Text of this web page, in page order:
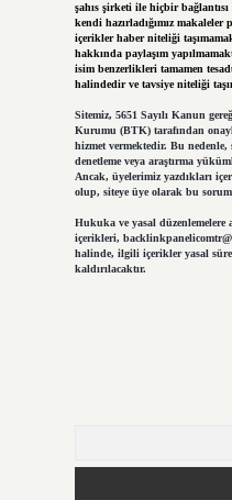
şahıs şirketi ile hiçbir
kendi hazırladığımız
içerikler haber niteliği
hakkında paylaşım
isim benzerlikleri tamamen
halindedir ve tavsiye niteliği
Sitemiz, 5651 Sayılı Kanun
Kurumu (BTK) tarafından
hizmet vermektedir. Bu
denetleme veya araştırma
Ancak, üyelerimiz yazdıkları
olup, siteye üye olarak bu
Hukuka ve yasal
içerikleri,
halinde, ilgili içerikler yasal
kaldırılacaktır.